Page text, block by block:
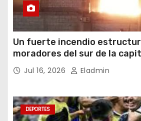
Un fuerte incendio
moradores del sur de la
noche del miércoles 15 de
Jul 16, 2026 Eladmin
DEPORTES